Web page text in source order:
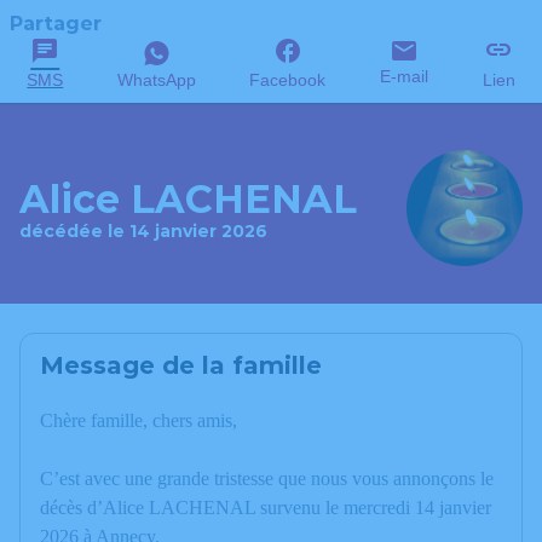
Partager
SMS WhatsApp Facebook E-mail Lien
Alice LACHENAL
décédée le 14 janvier 2026
Message de la famille
Chère famille, chers amis,
C’est avec une grande tristesse que nous vous annonçons le
décès d’Alice LACHENAL survenu le mercredi 14 janvier
2026 à Annecy.